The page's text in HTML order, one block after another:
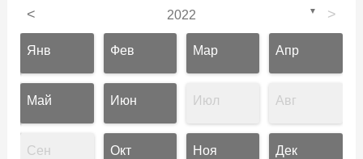
< 2022 ▼ >
Янв Фев Мар Апр
Май Июн Июл Авг
Сен Окт Ноя Дек